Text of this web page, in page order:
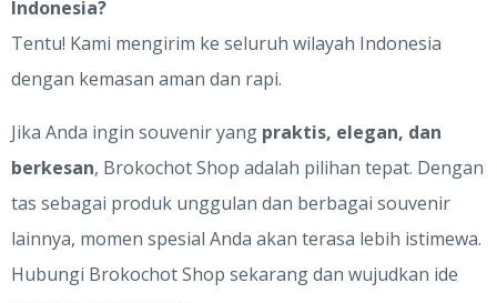
Indonesia?
Tentu! Kami mengirim ke seluruh wilayah Indonesia
dengan kemasan aman dan rapi.
Jika Anda ingin souvenir yang praktis, elegan, dan
berkesan, Brokochot Shop adalah pilihan tepat. Dengan
tas sebagai produk unggulan dan berbagai souvenir
lainnya, momen spesial Anda akan terasa lebih istimewa.
Hubungi Brokochot Shop sekarang dan wujudkan ide